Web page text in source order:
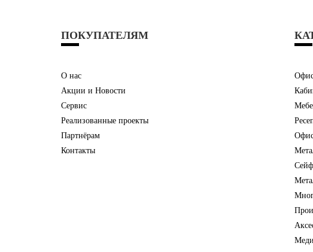
ПОКУПАТЕЛЯМ
О нас
Акции и Новости
Сервис
Реализованные проекты
Партнёрам
Контакты